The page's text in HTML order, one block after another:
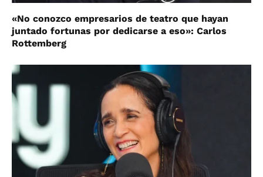
«No conozco empresarios de teatro que hayan
juntado fortunas por dedicarse a eso»: Carlos
Rottemberg